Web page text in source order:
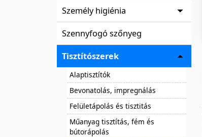
Személy higiénia
Szennyfogó szőnyeg
Tisztítószerek
Alaptisztítók
Bevonatolás, impregnálás
Felületápolás és tisztitás
Műanyag tisztítás, fém és
bútorápolás